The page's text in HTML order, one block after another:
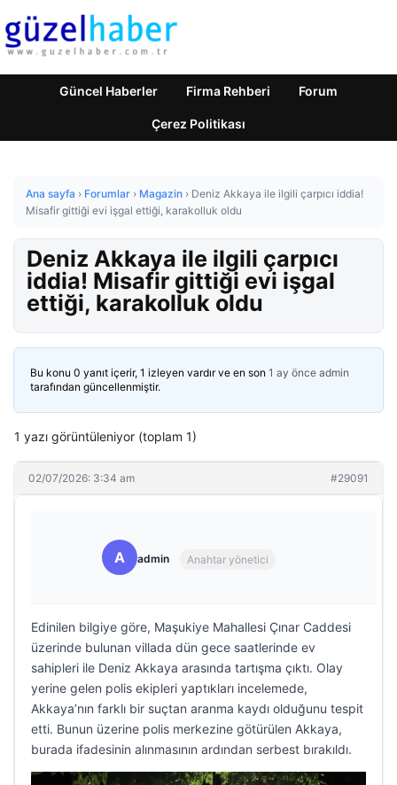
Güncel Haberler Firma Rehberi Forum
Çerez Politikası
Ana sayfa › Forumlar › Magazin › Deniz Akkaya ile ilgili çarpıcı iddia!
Misafir gittiği evi işgal ettiği, karakolluk oldu
Deniz Akkaya ile ilgili çarpıcı
iddia! Misafir gittiği evi işgal
ettiği, karakolluk oldu
Bu konu 0 yanıt içerir, 1 izleyen vardır ve en son 1 ay önce admin
tarafından güncellenmiştir.
1 yazı görüntüleniyor (toplam 1)
02/07/2026: 3:34 am #29091
A admin Anahtar yönetici
Edinilen bilgiye göre, Maşukiye Mahallesi Çınar Caddesi
üzerinde bulunan villada dün gece saatlerinde ev
sahipleri ile Deniz Akkaya arasında tartışma çıktı. Olay
yerine gelen polis ekipleri yaptıkları incelemede,
Akkaya’nın farklı bir suçtan aranma kaydı olduğunu tespit
etti. Bunun üzerine polis merkezine götürülen Akkaya,
burada ifadesinin alınmasının ardından serbest bırakıldı.